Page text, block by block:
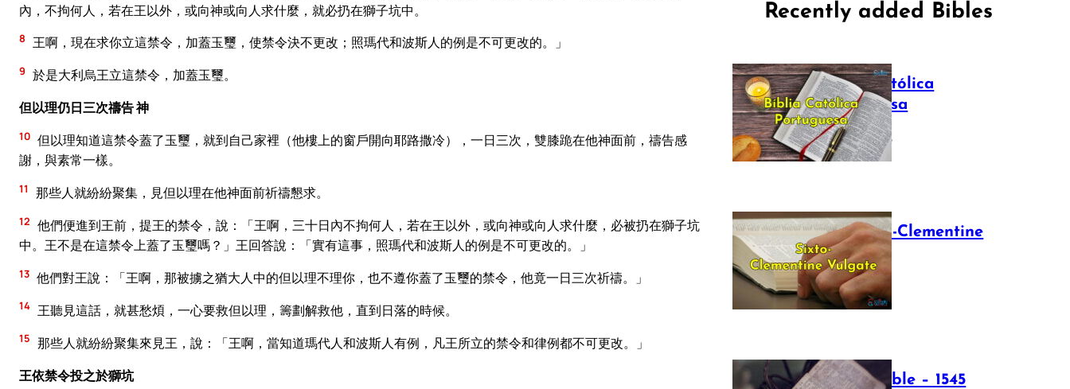
內，不拘何人，若在王以外，或向神或向人求什麼，就必扔在獅子坑中。
8 王啊，現在求你立這禁令，加蓋玉璽，使禁令決不更改；照瑪代和波斯人的例是不可更改的。」
9 於是大利烏王立這禁令，加蓋玉璽。
但以理仍日三次禱告 神
10 但以理知道這禁令蓋了玉璽，就到自己家裡（他樓上的窗戶開向耶路撒冷），一日三次，雙膝跪在他神面前，禱告感
謝，與素常一樣。
11 那些人就紛紛聚集，見但以理在他神面前祈禱懇求。
12 他們便進到王前，提王的禁令，說：「王啊，三十日內不拘何人，若在王以外，或向神或向人求什麼，必被扔在獅子坑
中。王不是在這禁令上蓋了玉璽嗎？」王回答說：「實有這事，照瑪代和波斯人的例是不可更改的。」
13 他們對王說：「王啊，那被擄之猶大人中的但以理不理你，也不遵你蓋了玉璽的禁令，他竟一日三次祈禱。」
14 王聽見這話，就甚愁煩，一心要救但以理，籌劃解救他，直到日落的時候。
15 那些人就紛紛聚集來見王，說：「王啊，當知道瑪代人和波斯人有例，凡王所立的禁令和律例都不可更改。」
王依禁令投之於獅坑
Recently added Bibles
Bíblia Católica
Portuguesa
July 16, 2025
The Sixto-Clementine
Vulgate
July 12, 2025
Luther Bible – 1545